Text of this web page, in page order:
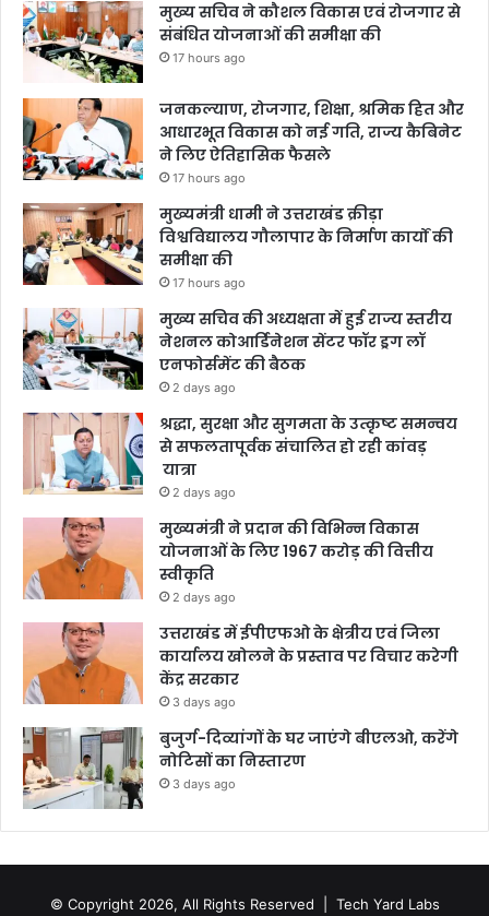
मुख्य सचिव ने कौशल विकास एवं रोजगार से
संबंधित योजनाओं की समीक्षा की
17 hours ago
जनकल्याण, रोजगार, शिक्षा, श्रमिक हित और
आधारभूत विकास को नई गति, राज्य कैबिनेट
ने लिए ऐतिहासिक फैसले
17 hours ago
मुख्यमंत्री धामी ने उत्तराखंड क्रीड़ा
विश्वविद्यालय गौलापार के निर्माण कार्यों की
समीक्षा की
17 hours ago
मुख्य सचिव की अध्यक्षता में हुई राज्य स्तरीय
नेशनल कोआर्डिनेशन सेंटर फॉर ड्रग लॉ
एनफोर्समेंट की बैठक
2 days ago
श्रद्धा, सुरक्षा और सुगमता के उत्कृष्ट समन्वय
से सफलतापूर्वक संचालित हो रही कांवड़
यात्रा
2 days ago
मुख्यमंत्री ने प्रदान की विभिन्न विकास
योजनाओं के लिए 1967 करोड़ की वित्तीय
स्वीकृति
2 days ago
उत्तराखंड में ईपीएफओ के क्षेत्रीय एवं जिला
कार्यालय खोलने के प्रस्ताव पर विचार करेगी
केंद्र सरकार
3 days ago
बुजुर्ग-दिव्यांगों के घर जाएंगे बीएलओ, करेंगे
नोटिसों का निस्तारण
3 days ago
© Copyright 2026, All Rights Reserved | Tech Yard Labs